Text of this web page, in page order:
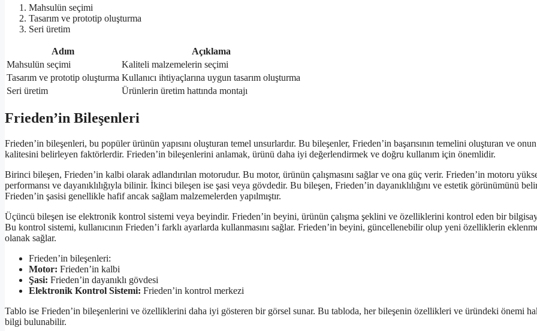
Mahsulün seçimi
Tasarım ve prototip oluşturma
Seri üretim
Adım
Açıklama
Mahsulün seçimi
Kaliteli malzemelerin seçimi
Tasarım ve prototip oluşturma Kullanıcı ihtiyaçlarına uygun tasarım oluşturma
Seri üretim
Ürünlerin üretim hattında montajı
Frieden’in Bileşenleri
Frieden’in bileşenleri, bu popüler ürünün yapısını oluşturan temel unsurlardır. Bu bileşenler, Frieden’in başarısının temelini oluşturan ve onun
kalitesini belirleyen faktörlerdir. Frieden’in bileşenlerini anlamak, ürünü daha iyi değerlendirmek ve doğru kullanım için önemlidir.
Birinci bileşen, Frieden’in kalbi olarak adlandırılan motorudur. Bu motor, ürünün çalışmasını sağlar ve ona güç verir. Frieden’in motoru
performansı ve dayanıklılığıyla bilinir. İkinci bileşen ise şasi veya gövdedir. Bu bileşen, Frieden’in dayanıklılığını ve estetik görünümünü
Frieden’in şasisi genellikle hafif ancak sağlam malzemelerden yapılmıştır.
Üçüncü bileşen ise elektronik kontrol sistemi veya beyindir. Frieden’in beyini, ürünün çalışma şeklini ve özelliklerini kontrol eden bir
Bu kontrol sistemi, kullanıcının Frieden’i farklı ayarlarda kullanmasını sağlar. Frieden’in beyini, güncellenebilir olup yeni özelliklerin
olanak sağlar.
Frieden’in bileşenleri:
Motor: Frieden’in kalbi
Şasi: Frieden’in dayanıklı gövdesi
Elektronik Kontrol Sistemi: Frieden’in kontrol merkezi
Tablo ise Frieden’in bileşenlerini ve özelliklerini daha iyi gösteren bir görsel sunar. Bu tabloda, her bileşenin özellikleri ve üründeki önemi
bilgi bulunabilir.